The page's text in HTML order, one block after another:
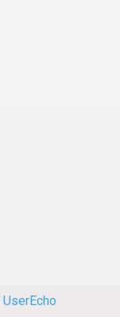
UserEcho